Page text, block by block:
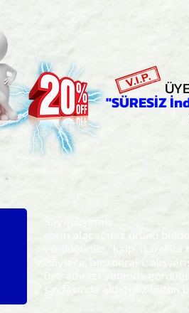
"SÜRESİZ
Sayın üyemiz,
satın alacağınız ürünü
gördüğünüz 'kalp' işaretini
bir sonraki
üye adınızı yanında
sayfasında aldığınız